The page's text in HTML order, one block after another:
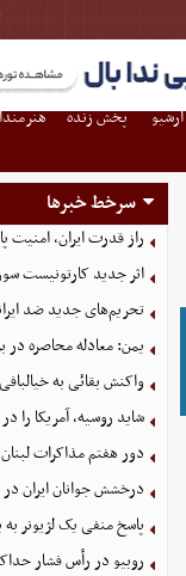
آرشیو پخش زنده
سرخط خبرها
راز قدرت ایران، امنیت
اثر جدید کارتونیست
تحریم‌های جدید ضد
یمن: معادله محاصره در
واکنش بقائی به
شاید روسیه، آمریکا را
دور هفتم مذاکرات
درخشش جوانان ایران
پاسخ منفی یک لژیونر به
روبیو در رأس فشار